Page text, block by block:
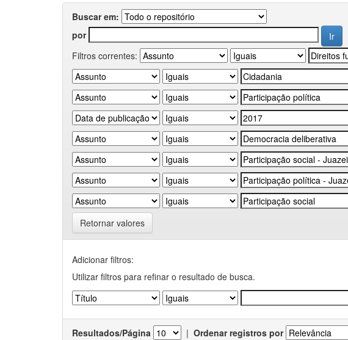
Buscar em:
por
Filtros correntes:
Retornar valores
Adicionar filtros:
Utilizar filtros para refinar o resultado de busca.
Resultados/Página | Ordenar registros por